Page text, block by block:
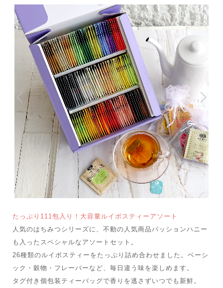
たっぷり111包入り！大容量ルイボスティーアソート
人気のはちみつシリーズに、不動の人気商品パッションハニー
も入ったスペシャルなアソートセット。
26種類のルイボスティーをたっぷり詰め合わせました。ベーシ
ック・穀物・フレーバーなど、毎日違う味を楽しめます。
タグ付き個包装ティーバッグで香りを逃さずいつでも新鮮。